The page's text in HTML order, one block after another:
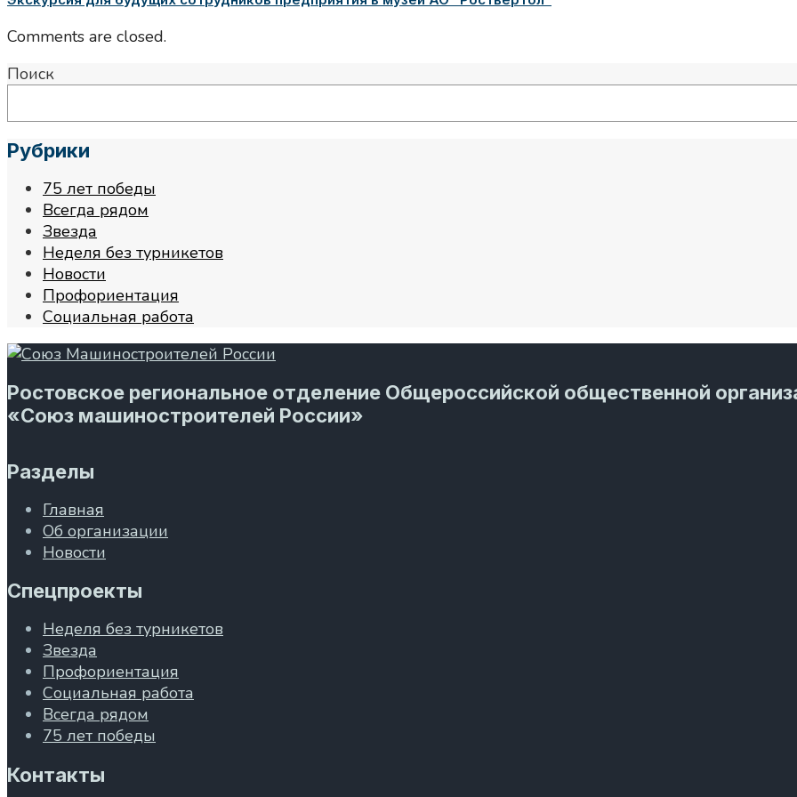
Comments are closed.
Поиск
Рубрики
75 лет победы
Всегда рядом
Звезда
Неделя без турникетов
Новости
Профориентация
Социальная работа
Ростовское региональное отделение Общероссийской общественной
«Союз машиностроителей России»
Разделы
Главная
Об организации
Новости
Спецпроекты
Неделя без турникетов
Звезда
Профориентация
Социальная работа
Всегда рядом
75 лет победы
Контакты